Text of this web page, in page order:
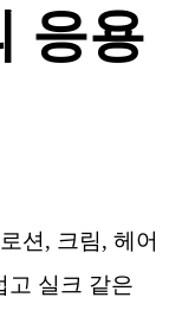
응용
션, 크림, 헤어
고 실크 같은